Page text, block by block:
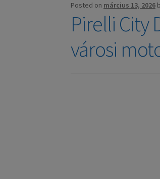
Posted on március 13, 2026
Pirelli City
városi